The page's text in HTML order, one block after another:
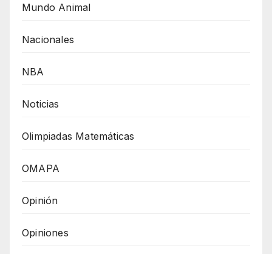
Mundo Animal
Nacionales
NBA
Noticias
Olimpiadas Matemáticas
OMAPA
Opinión
Opiniones